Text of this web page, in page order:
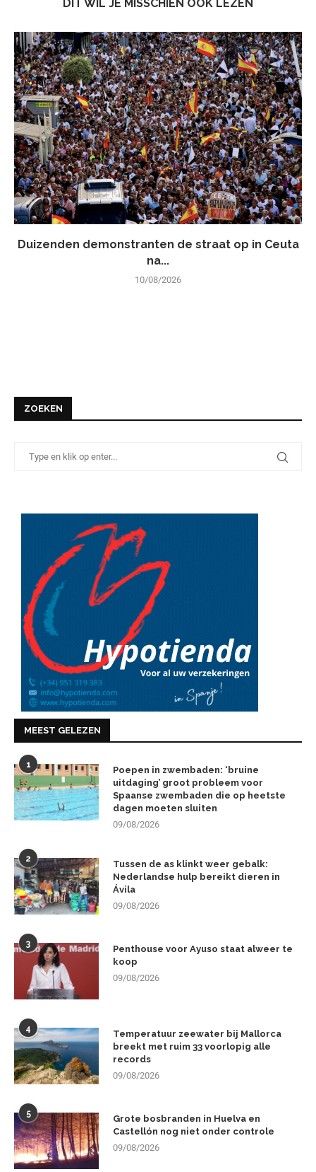
DIT WIL JE MISSCHIEN OOK LEZEN
Duizenden demonstranten de straat op in Ceuta
na...
10/08/2026
ZOEKEN
MEEST GELEZEN
1
Poepen in zwembaden: ‘bruine
uitdaging’ groot probleem voor
Spaanse zwembaden die op heetste
dagen moeten sluiten
09/08/2026
2
Tussen de as klinkt weer gebalk:
Nederlandse hulp bereikt dieren in
Ávila
09/08/2026
3
Penthouse voor Ayuso staat alweer te
koop
09/08/2026
4
Temperatuur zeewater bij Mallorca
breekt met ruim 33 voorlopig alle
records
09/08/2026
5
Grote bosbranden in Huelva en
Castellón nog niet onder controle
09/08/2026